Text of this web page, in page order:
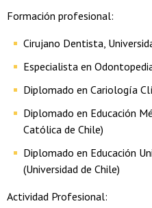
Formación profesional:
Cirujano Dentista,
Especialista en
Diplomado en Cariología
Diplomado en Educación
Católica de Chile)
Diplomado en Educación
(Universidad de Chile)
Actividad Profesional: